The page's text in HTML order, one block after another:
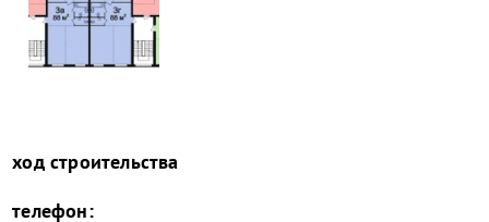
ход строительства
телефон: